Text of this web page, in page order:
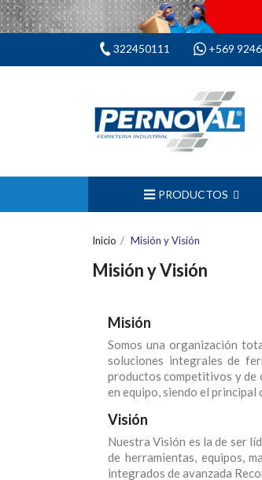
322450111 +569
PRODUCTOS
Inicio Misión y Visión
Misión y Visión
Misión
Somos una organización
soluciones integrales de
productos competitivos y de
en equipo, siendo el
Visión
Nuestra Visión es la de ser
de herramientas, equipos,
integrados de avanzada